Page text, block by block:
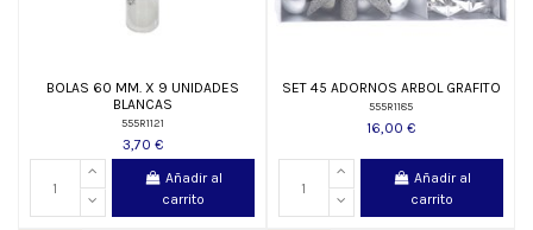
BOLAS 60 MM. X 9 UNIDADES
BLANCAS
555R1121
3,70 €
Añadir al
carrito
SET 45 ADORNOS ARBOL GRAFITO
555R1185
16,00 €
Añadir al
carrito